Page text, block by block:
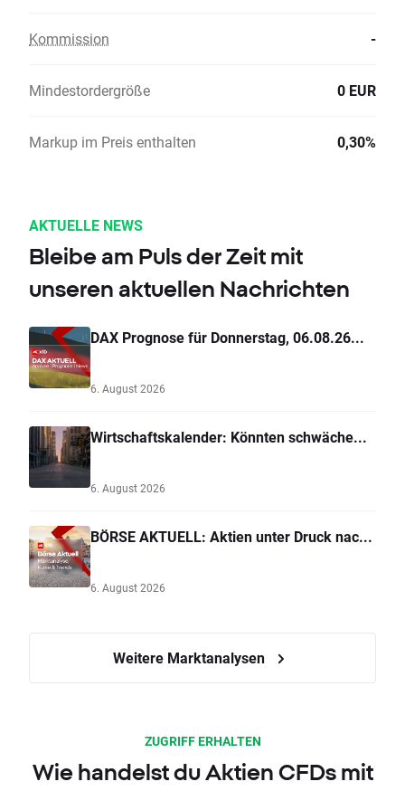
Kommission -
Mindestordergröße 0 EUR
Markup im Preis enthalten 0,30%
AKTUELLE NEWS
Bleibe am Puls der Zeit mit
unseren aktuellen Nachrichten
DAX Prognose für Donnerstag, 06.08.26...
6. August 2026
Wirtschaftskalender: Könnten schwäche...
6. August 2026
BÖRSE AKTUELL: Aktien unter Druck nac...
6. August 2026
Weitere Marktanalysen
ZUGRIFF ERHALTEN
Wie handelst du Aktien CFDs mit